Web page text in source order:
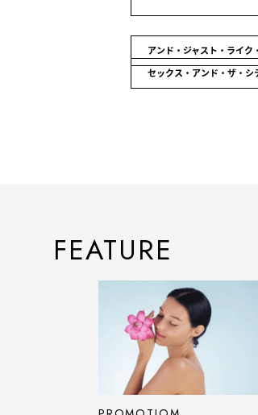
アンド・ジャスト・ライク
セックス・アンド・ザ・シ
FEATURE